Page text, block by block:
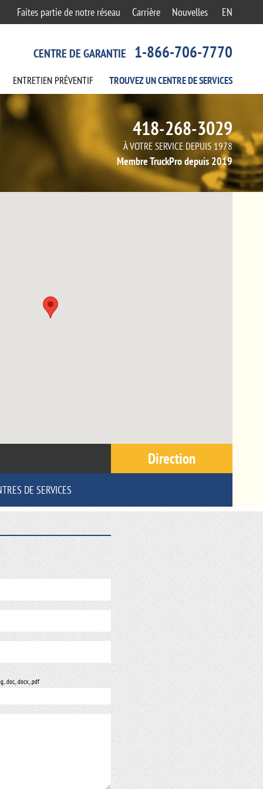
Faites partie de notre réseau Carrière Nouvelles EN
CENTRE DE GARANTIE 1-866-706-7770
ENTRETIEN PRÉVENTIF TROUVEZ UN CENTREDE SERVICES
418-268-3029
À VOTRE SERVICE DEPUIS 1978
Membre TruckPro depuis 2019
Direction
DE SERVICES
.doc, .docx, .pdf